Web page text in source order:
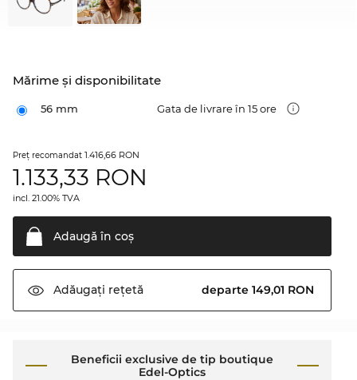
Mărime şi disponibilitate
56 mm Gata de livrare în 15 ore
Preţ recomandat 1.416,66 RON
1.133,33 RON
incl. 21.00% TVA
Adaugă în coş
Adăugați rețetă departe 149,01 RON
Beneficii exclusive de tip boutique
Edel-Optics